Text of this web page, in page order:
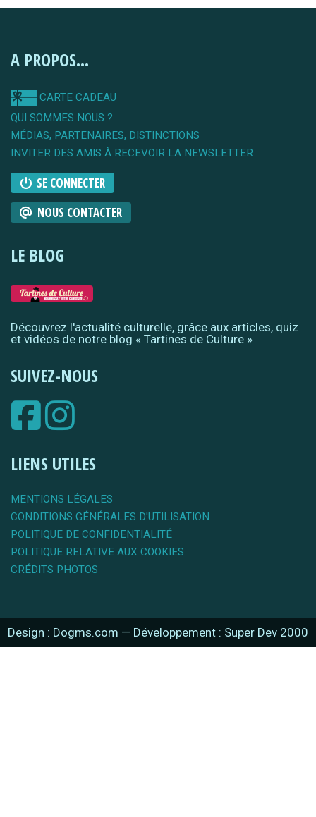
A PROPOS...
CARTE CADEAU
QUI SOMMES NOUS ?
MÉDIAS, PARTENAIRES, DISTINCTIONS
INVITER DES AMIS À RECEVOIR LA NEWSLETTER
SE CONNECTER
NOUS CONTACTER
LE BLOG
Découvrez l'actualité culturelle, grâce aux articles, quiz
et vidéos de notre blog « Tartines de Culture »
SUIVEZ-NOUS
LIENS UTILES
MENTIONS LÉGALES
CONDITIONS GÉNÉRALES D'UTILISATION
POLITIQUE DE CONFIDENTIALITÉ
POLITIQUE RELATIVE AUX COOKIES
CRÉDITS PHOTOS
Design : Dogms.com — Développement : Super Dev 2000